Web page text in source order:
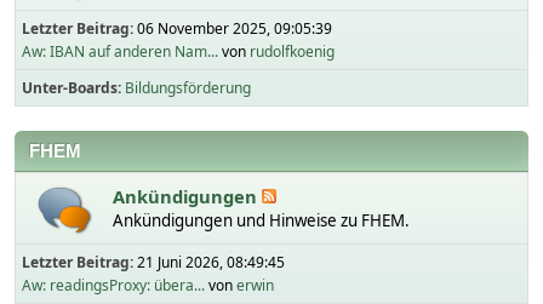
Letzter Beitrag:06 November 2025, 09:05:39
Aw: IBAN auf anderen Nam...von rudolfkoenig
Unter-Boards Bildungsförderung
FHEM
Ankündigungen
Ankündigungen und Hinweise zu FHEM.
Letzter Beitrag:21 Juni 2026, 08:49:45
Aw: readingsProxy: übera...vonerwin